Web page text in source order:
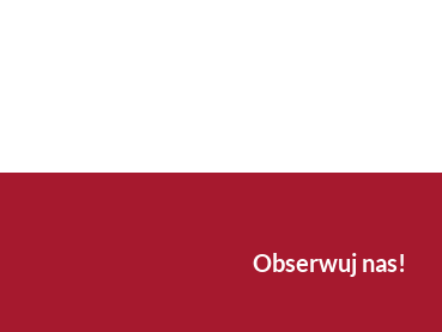
Obserwuj nas!